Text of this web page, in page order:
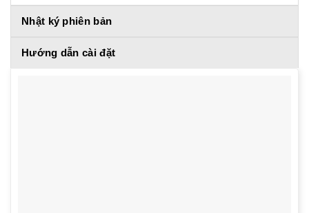
Nhật ký phiên bản
Hướng dẫn cài đặt